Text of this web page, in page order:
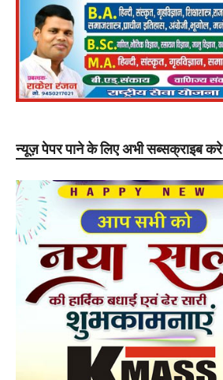
न्यूज़ पेपर पाने के लिए अभी सब्सक्राइब करे